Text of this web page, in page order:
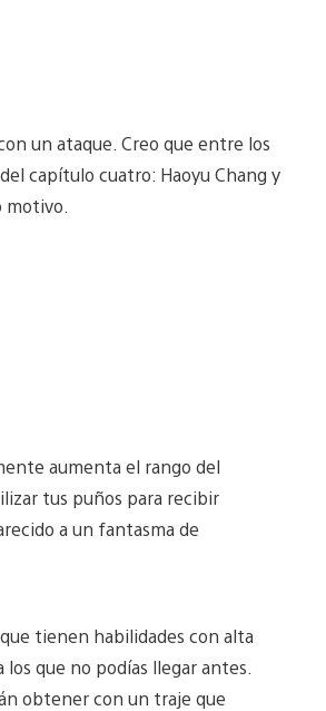
un ataque. Creo que entre los
capítulo cuatro: Haoyu Chang y
aumenta el rango del
tus puños para recibir
a un fantasma de
tienen habilidades con alta
que no podías llegar antes.
obtener con un traje que